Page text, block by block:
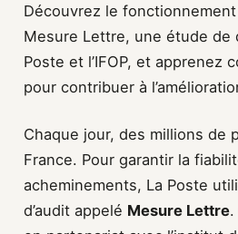
Découvrez le
Mesure Lettre, une étude de
Poste et l’IFOP, et apprenez
pour contribuer à
Chaque jour, des millions de
France. Pour garantir la
acheminements, La Poste
d’audit appelé Mesure Lettre.